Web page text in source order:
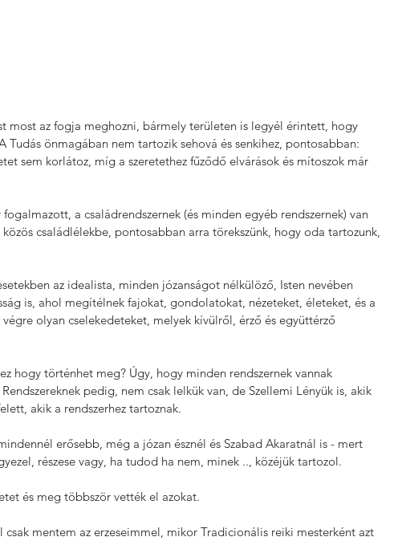
most az fogja meghozni, bármely területen is legyél érintett, hogy
önmagában nem tartozik sehová és senkihez, pontosabban:
sem korlátoz, míg a szeretethez fűződő elvárások és mítoszok már
a családrendszernek (és minden egyéb rendszernek) van
családlélekbe, pontosabban arra törekszünk, hogy oda tartozunk,
az idealista, minden józanságot nélkülöző, Isten nevében
is, ahol megítélnek fajokat, gondolatokat, nézeteket, életeket, és a
olyan cselekedeteket, melyek kívülről, érző és együttérző
hogy történhet meg? Úgy, hogy minden rendszernek vannak
pedig, nem csak lelkük van, de Szellemi Lényük is, akik
akik a rendszerhez tartoznak.
erősebb, még a józan észnél és Szabad Akaratnál is - mert
részese vagy, ha tudod ha nem, minek .., közéjük tartozol.
és meg többször vették el azokat.
mentem az erzeseimmel, mikor Tradicionális reiki mesterként azt